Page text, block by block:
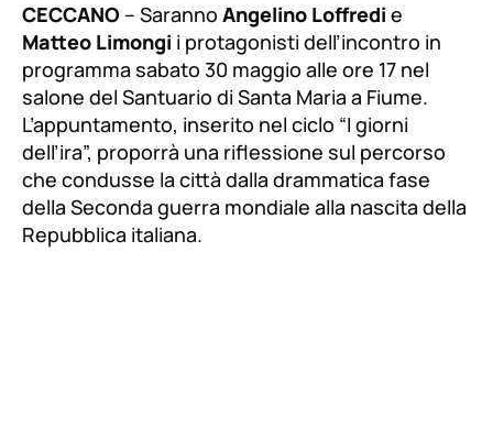
CECCANO – Saranno Angelino Loffredi e
Matteo Limongi i protagonisti dell’incontro in
programma sabato 30 maggio alle ore 17 nel
salone del Santuario di Santa Maria a Fiume.
L’appuntamento, inserito nel ciclo “I giorni
dell’ira”, proporrà una riflessione sul percorso
che condusse la città dalla drammatica fase
della Seconda guerra mondiale alla nascita della
Repubblica italiana.